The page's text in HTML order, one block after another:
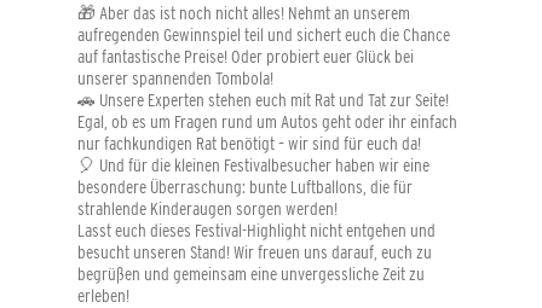
🎁 Aber das ist noch nicht alles! Nehmt an unserem
aufregenden Gewinnspiel teil und sichert euch die Chance
auf fantastische Preise! Oder probiert euer Glück bei
unserer spannenden Tombola!
🚗 Unsere Experten stehen euch mit Rat und Tat zur Seite!
Egal, ob es um Fragen rund um Autos geht oder ihr einfach
nur fachkundigen Rat benötigt – wir sind für euch da!
🎈 Und für die kleinen Festivalbesucher haben wir eine
besondere Überraschung: bunte Luftballons, die für
strahlende Kinderaugen sorgen werden!
Lasst euch dieses Festival-Highlight nicht entgehen und
besucht unseren Stand! Wir freuen uns darauf, euch zu
begrüßen und gemeinsam eine unvergessliche Zeit zu
erleben!